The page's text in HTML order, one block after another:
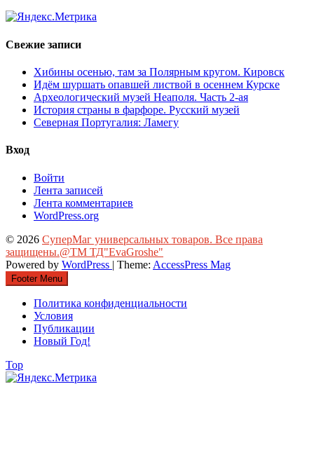
Свежие записи
Хибины осенью, там за Полярным кругом. Кировск
Идём шуршать опавшей листвой в осеннем Курске
Археологический музей Неаполя. Часть 2-ая
История страны в фарфоре. Русский музей
Северная Португалия: Ламегу
Вход
Войти
Лента записей
Лента комментариев
WordPress.org
© 2026 СуперМаг универсальных товаров. Все права
защищены.@ТМ ТД"EvaGroshe"
Powered by WordPress | Theme: AccessPress Mag
Footer Menu
Политика конфиденциальности
Условия
Публикации
Новый Год!
Top